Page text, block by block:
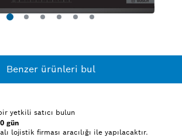
Benzer ürünleri bul
yetkili satıcı bulun
gün
lojistik firması aracılığı ile yapılacaktır.